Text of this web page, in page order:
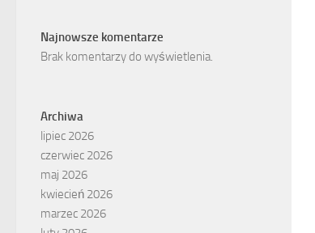
Najnowsze komentarze
Brak komentarzy do wyświetlenia.
Archiwa
lipiec 2026
czerwiec 2026
maj 2026
kwiecień 2026
marzec 2026